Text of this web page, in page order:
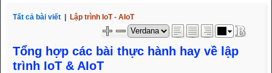
trình ghi & đọc file (Phần
4)
Tìm hiểu đối tượng date
trong lập trình Javascript
(Phần 2)
Tất cả bài viết | Lập trình IoT - AIoT
Tổng hợp các bài thực hành hay về lập
trình IoT & AIoT